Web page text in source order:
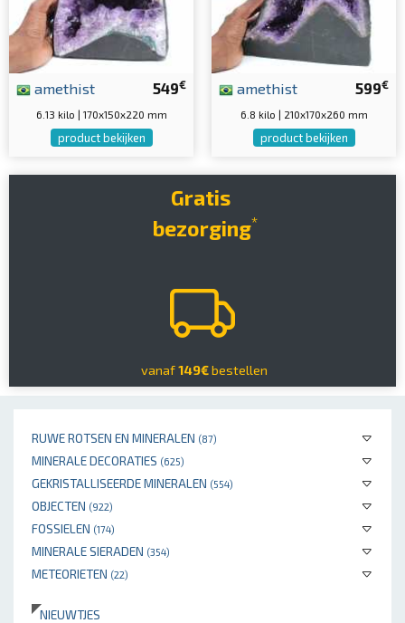
RUWE ROTSEN EN MINERALEN (87)
MINERALE DECORATIES (625)
GEKRISTALLISEERDE MINERALEN (554)
OBJECTEN (922)
FOSSIELEN (174)
MINERALE SIERADEN (354)
METEORIETEN (22)
NIEUWTJES
549€
amethist
6.13 kilo | 170x150x220 mm
product bekijken
599€
amethist
6.8 kilo | 210x170x260 mm
product bekijken
Gratis
bezorging*
vanaf149€bestellen